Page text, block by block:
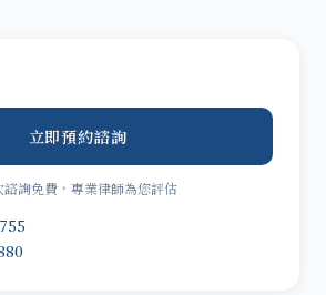
立即預約諮詢
諮詢免費，專業律師為您評估